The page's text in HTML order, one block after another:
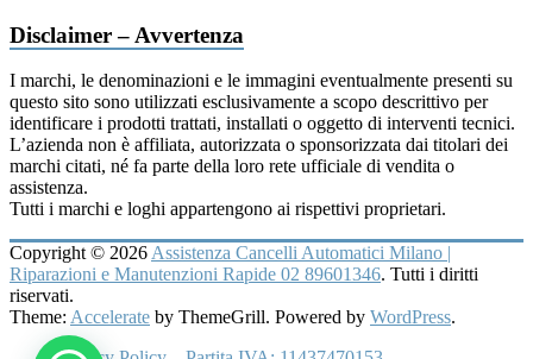
Disclaimer – Avvertenza
I marchi, le denominazioni e le immagini eventualmente presenti su
questo sito sono utilizzati esclusivamente a scopo descrittivo per
identificare i prodotti trattati, installati o oggetto di interventi tecnici.
L’azienda non è affiliata, autorizzata o sponsorizzata dai titolari dei
marchi citati, né fa parte della loro rete ufficiale di vendita o
assistenza.
Tutti i marchi e loghi appartengono ai rispettivi proprietari.
Copyright © 2026 Assistenza Cancelli Automatici Milano |
Riparazioni e Manutenzioni Rapide 02 89601346. Tutti i diritti
riservati.
Theme: Accelerate by ThemeGrill. Powered by WordPress.